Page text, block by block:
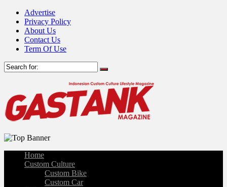
Advertise
Privacy Policy
About Us
Contact Us
Term Of Use
Home
Custom Culture
Custom Bike
Custom Car